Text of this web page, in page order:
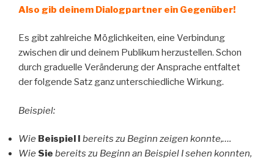
Also gib deinem Dialogpartner ein Gegenüber!
Es gibt zahlreiche Möglichkeiten, eine Verbindung
zwischen dir und deinem Publikum herzustellen. Schon
durch graduelle Veränderung der Ansprache entfaltet
der folgende Satz ganz unterschiedliche Wirkung.
Beispiel:
Wie Beispiel I bereits zu Beginn zeigen konnte,….
Wie Sie bereits zu Beginn an Beispiel I sehen konnten,